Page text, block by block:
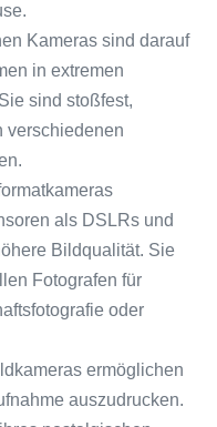
Kameras sind darauf
in extremen
sind stoßfest,
verschiedenen
als DSLRs und
Bildqualität. Sie
Fotografen für
oder
ermöglichen
auszudrucken.